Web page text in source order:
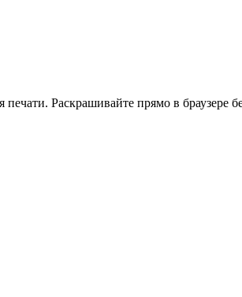
Раскрашивайте прямо в браузере